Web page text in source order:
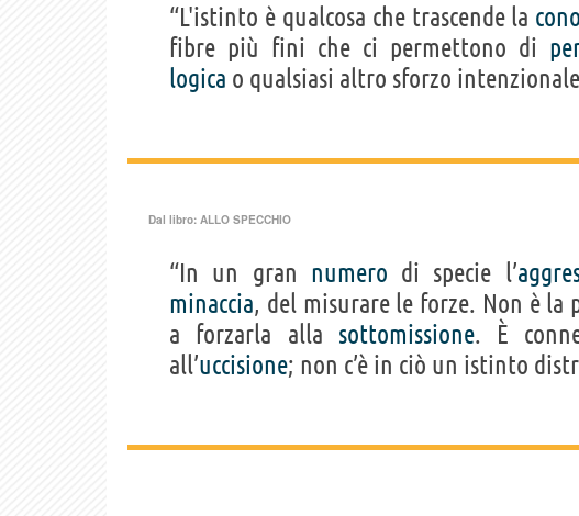
“L'istinto è qualcosa che trascende la
fibre più fini che ci permettono di
logica o qualsiasi altro sforzo
Dal libro: ALLO SPECCHIO
“In un gran numero di specie l’
minaccia, del misurare le forze. Non è la
a forzarla alla sottomissione. È
all’uccisione; non c’è in ciò un istinto